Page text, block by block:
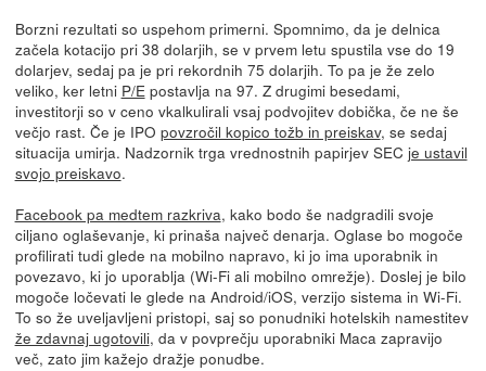
Borzni rezultati so uspehom primerni. Spomnimo, da je delnica
začela kotacijo pri 38 dolarjih, se v prvem letu spustila vse do 19
dolarjev, sedaj pa je pri rekordnih 75 dolarjih. To pa je že zelo
veliko, ker letni P/Epostavlja na 97. Z drugimi besedami,
investitorji so v ceno vkalkulirali vsaj podvojitev dobička, če ne še
večjo rast. Če je IPO povzročil kopico tožb in preiskav, se sedaj
situacija umirja. Nadzornik trga vrednostnih papirjev SEC je ustavil
svojo preiskavo.
Facebook pa medtem razkriva, kako bodo še nadgradili svoje
ciljano oglaševanje, ki prinaša največ denarja. Oglase bo mogoče
profilirati tudi glede na mobilno napravo, ki jo ima uporabnik in
povezavo, ki jo uporablja (Wi-Fi ali mobilno omrežje). Doslej je bilo
mogoče ločevati le glede na Android/iOS, verzijo sistema in Wi-Fi.
To so že uveljavljeni pristopi, saj so ponudniki hotelskih namestitev
že zdavnaj ugotovili, da v povprečju uporabniki Maca zapravijo
več, zato jim kažejo dražje ponudbe.